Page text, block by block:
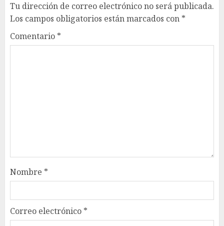
Tu dirección de correo electrónico no será publicada.
Los campos obligatorios están marcados con *
Comentario *
Nombre *
Correo electrónico *